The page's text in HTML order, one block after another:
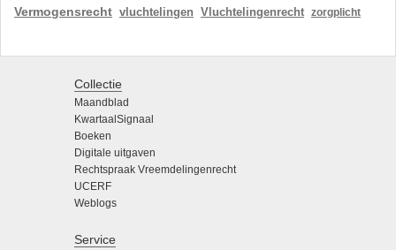
Vermogensrecht vluchtelingen Vluchtelingenrecht zorgplicht
Collectie
Maandblad
KwartaalSignaal
Boeken
Digitale uitgaven
Rechtspraak Vreemdelingenrecht
UCERF
Weblogs
Service